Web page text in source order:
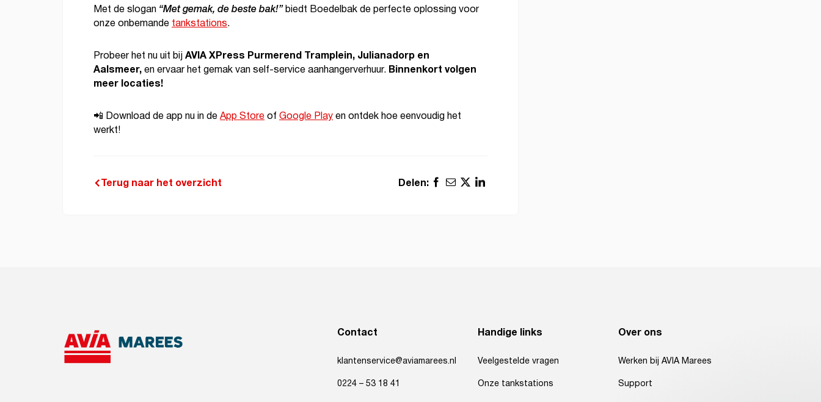
Met de slogan “Met gemak, de beste bak!”biedt Boedelbak de perfecte oplossing voor
onze onbemandetankstations.
Probeer het nu uit bijAVIA XPress Purmerend Tramplein, Julianadorp en
Aalsmeer,en ervaar het gemak van self-service aanhangerverhuur. Binnenkort volgen
meer locaties!
📲 Download de app nu in deApp StoreofGoogle Playen ontdek hoe eenvoudig het
werkt!
Terug naar het overzicht Delen:
Contact
klantenservice@aviamarees.nl
0224 – 53 18 41
Handige links
Veelgestelde vragen
Onze tankstations
Over ons
Werken bij AVIA Marees
Support